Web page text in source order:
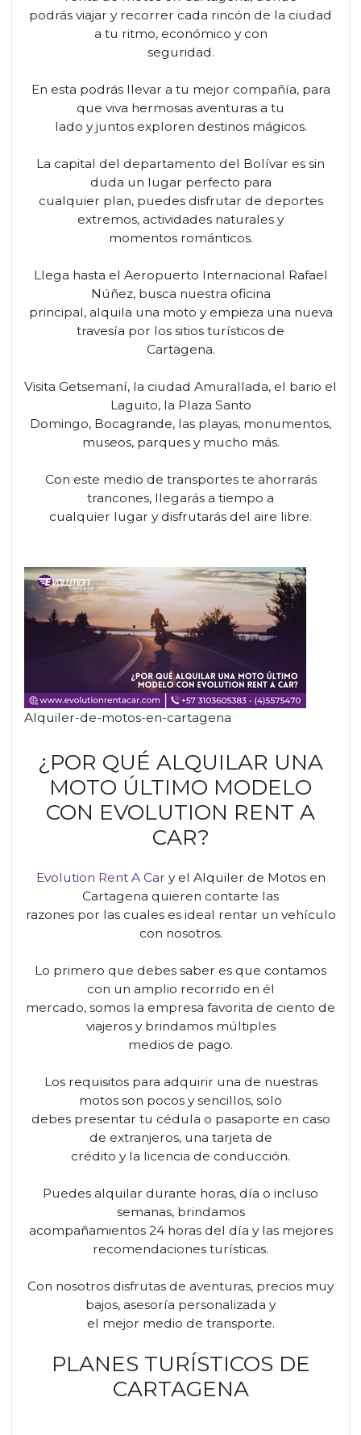
podrás viajar y recorrer cada rincón de la ciudad
a tu ritmo, económico y con
seguridad.
En esta podrás llevar a tu mejor compañía, para
que viva hermosas aventuras a tu
lado y juntos exploren destinos mágicos.
La capital del departamento del Bolívar es sin
duda un lugar perfecto para
cualquier plan, puedes disfrutar de deportes
extremos, actividades naturales y
momentos románticos.
Llega hasta el Aeropuerto Internacional Rafael
Núñez, busca nuestra oficina
principal, alquila una moto y empieza una nueva
travesía por los sitios turísticos de
Cartagena.
Visita Getsemaní, la ciudad Amurallada, el bario el
Laguito, la Plaza Santo
Domingo, Bocagrande, las playas, monumentos,
museos, parques y mucho más.
Con este medio de transportes te ahorrarás
trancones, llegarás a tiempo a
cualquier lugar y disfrutarás del aire libre.
Alquiler-de-motos-en-cartagena
¿POR QUÉ ALQUILAR UNA
MOTO ÚLTIMO MODELO
CON EVOLUTION RENT A
CAR?
Evolution Rent A Car y el Alquiler de Motos en
Cartagena quieren contarte las
razones por las cuales es ideal rentar un vehículo
con nosotros.
Lo primero que debes saber es que contamos
con un amplio recorrido en él
mercado, somos la empresa favorita de ciento de
viajeros y brindamos múltiples
medios de pago.
Los requisitos para adquirir una de nuestras
motos son pocos y sencillos, solo
debes presentar tu cédula o pasaporte en caso
de extranjeros, una tarjeta de
crédito y la licencia de conducción.
Puedes alquilar durante horas, día o incluso
semanas, brindamos
acompañamientos 24 horas del día y las mejores
recomendaciones turísticas.
Con nosotros disfrutas de aventuras, precios muy
bajos, asesoría personalizada y
el mejor medio de transporte.
PLANES TURÍSTICOS DE
CARTAGENA